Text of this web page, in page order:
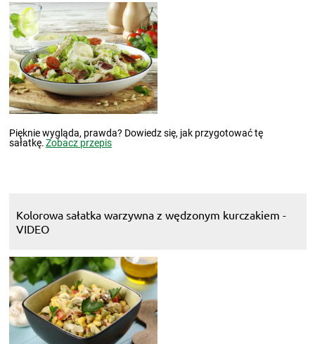
Pięknie wygląda, prawda? Dowiedz się, jak przygotować tę
sałatkę.Zobacz przepis
Kolorowa sałatka warzywna z wędzonym kurczakiem -
VIDEO